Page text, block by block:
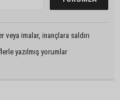
imalar, inançlara saldırı
yazılmış yorumlar